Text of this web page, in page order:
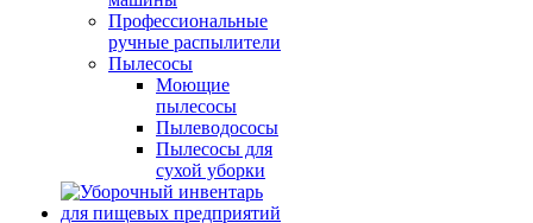
Профессиональные
ручные распылители
Пылесосы
Моющие
пылесосы
Пылеводососы
Пылесосы для
сухой уборки